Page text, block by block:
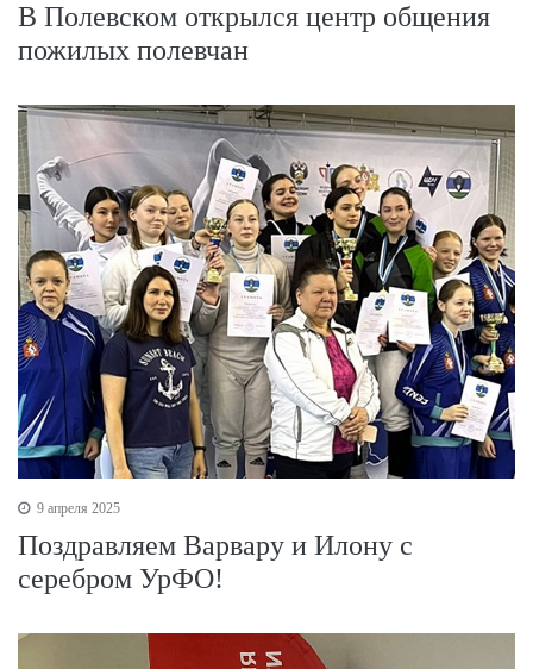
В Полевском открылся центр общения
пожилых полевчан
9 апреля 2025
Поздравляем Варвару и Илону с
серебром УрФО!